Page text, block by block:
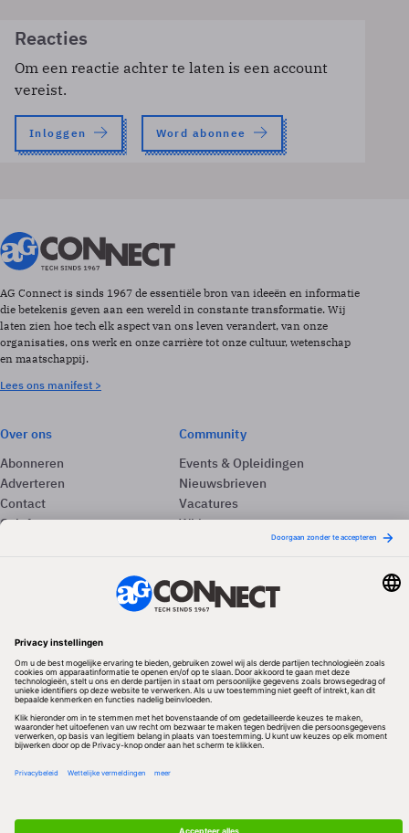
Reacties
Om een reactie achter te laten is een account
vereist.
Inloggen Word abonnee
AG Connect is sinds 1967 de essentiële bron van ideeën en informatie
die betekenis geven aan een wereld in constante transformatie. Wij
laten zien hoe tech elk aspect van ons leven verandert, van onze
organisaties, ons werk en onze carrière tot onze cultuur, wetenschap
en maatschappij.
Lees ons manifest >
Over ons
Abonneren
Adverteren
Contact
Colofon
Community
Events & Opleidingen
Nieuwsbrieven
Vacatures
Whitepapers
Redactionele partner
Algemene Voorwaarden & Copyrights